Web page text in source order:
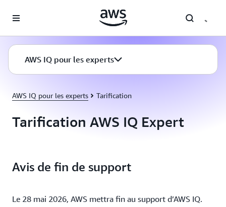
AWS IQ pour les experts
AWS IQ pour les experts Tarification
Tarification AWS IQ Expert
Avis de fin de support
Le 28 mai 2026, AWS mettra fin au support d’AWS IQ.